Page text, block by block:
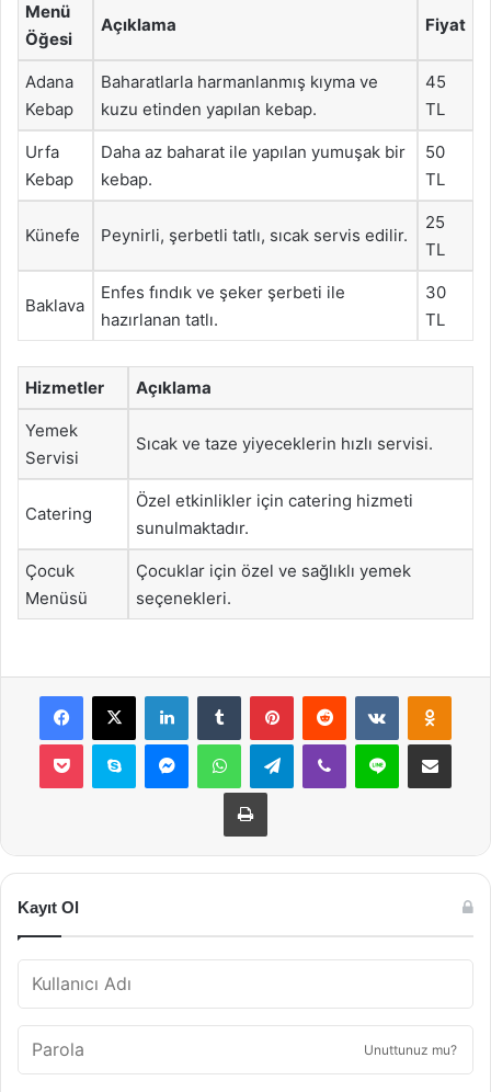
Menü
Öğesi
Açıklama Fiyat
Adana
Kebap
Baharatlarla harmanlanmış kıyma ve
kuzu etinden yapılan kebap.
45
TL
Urfa
Kebap
Daha az baharat ile yapılan yumuşak bir
kebap.
50
TL
Künefe Peynirli, şerbetli tatlı, sıcak servis edilir.
25
TL
Baklava
Enfes fındık ve şeker şerbeti ile
hazırlanan tatlı.
30
TL
Hizmetler Açıklama
Yemek
Servisi
Sıcak ve taze yiyeceklerin hızlı servisi.
Catering
Özel etkinlikler için catering hizmeti
sunulmaktadır.
Çocuk
Menüsü
Çocuklar için özel ve sağlıklı yemek
seçenekleri.
Facebook
X LinkedInTumblr PinterestReddit VKontakte
Pocket Skype MessengerWhatsAppTelegramViber Line E-Posta ile
Yazdır
Kayıt Ol
Unuttunuz mu?